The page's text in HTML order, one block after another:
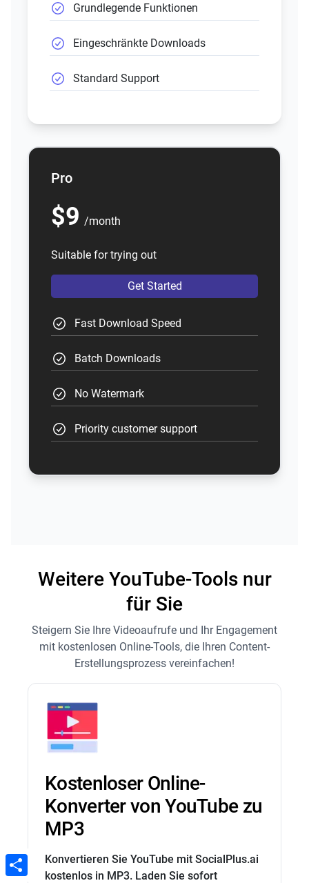
Grundlegende Funktionen
Eingeschränkte Downloads
Standard Support
Pro
$9 /month
Suitable for trying out
Get Started
Fast Download Speed
Batch Downloads
No Watermark
Priority customer support
Weitere YouTube-Tools nur
für Sie
Steigern Sie Ihre Videoaufrufe und Ihr Engagement
mit kostenlosen Online-Tools, die Ihren Content-
Erstellungsprozess vereinfachen!
Kostenloser Online-
Konverter von YouTube zu
MP3
Konvertieren Sie YouTube mit SocialPlus.ai
kostenlos in MP3. Laden Sie sofort